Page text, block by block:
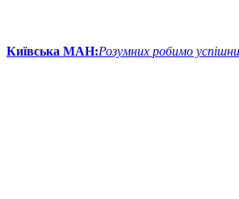
Київська МАН:Розумних робимо